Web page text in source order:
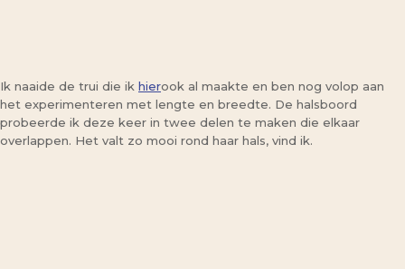
Ik naaide de trui die ik hierook al maakte en ben nog volop aan
het experimenteren met lengte en breedte. De halsboord
probeerde ik deze keer in twee delen te maken die elkaar
overlappen. Het valt zo mooi rond haar hals, vind ik.